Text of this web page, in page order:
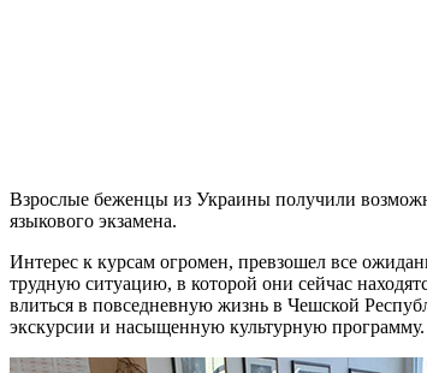
Взрослые беженцы из Украины получили
языкового экзамена.
Интерес к курсам огромен, превзошел все
трудную ситуацию, в которой они сейчас
влиться в повседневную жизнь в Чешской
экскурсии и насыщенную культурную программу.